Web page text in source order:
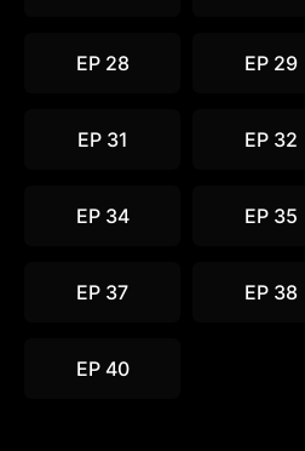
EP 28 EP 29
EP 31 EP 32
EP 34 EP 35
EP 37 EP 38
EP 40